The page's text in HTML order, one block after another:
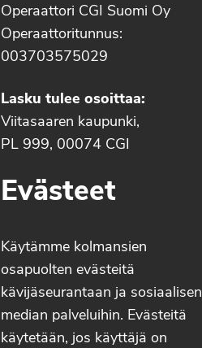
Operaattori CGI Suomi Oy
Operaattoritunnus:
003703575029
Lasku tulee osoittaa:
Viitasaaren kaupunki,
PL 999, 00074 CGI
Evästeet
Käytämme kolmansien
osapuolten evästeitä
kävijäseurantaan ja sosiaalisen
median palveluihin. Evästeitä
käytetään, jos käyttäjä on